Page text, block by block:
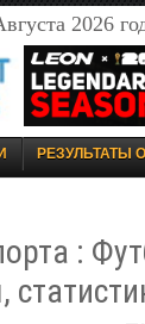
2026
РЕЗУЛЬТАТЫ
: